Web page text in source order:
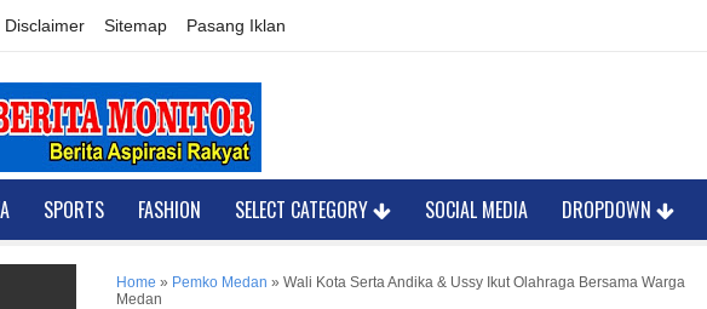
Disclaimer Sitemap Pasang Iklan
SPORTS FASHION SELECT CATEGORY SOCIAL MEDIA DROPDOWN
Home » Pemko Medan » Wali Kota Serta Andika & Ussy Ikut Olahraga Bersama Warga
Medan